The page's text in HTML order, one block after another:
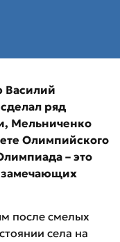
Василий
ряд
Мельниченко
Олимпийского
– это
замечающих
после смелых
села на